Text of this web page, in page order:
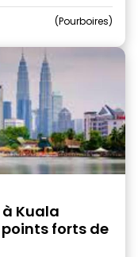
Pourboires
Kuala
forts de